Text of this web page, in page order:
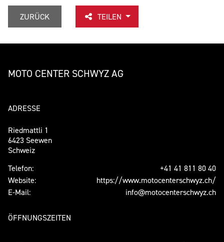
ZURÜCK TEILEN
MOTO CENTER SCHWYZ AG
ADRESSE
Riedmattli 1
6423 Seewen
Schweiz
Telefon:
+41 41 811 80 40
Website:
https://www.motocenterschwyz.ch/
E-Mail:
info@motocenterschwyz.ch
ÖFFNUNGSZEITEN